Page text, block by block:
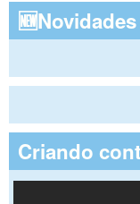
🆕Novidades
Criando